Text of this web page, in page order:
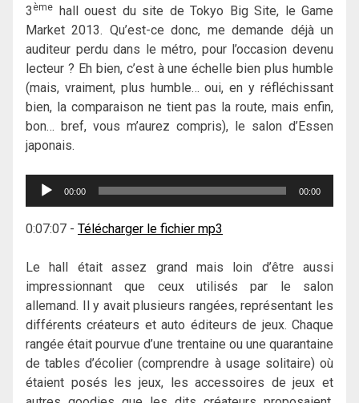
3 ème hall ouest du site de Tokyo Big Site, le Game
Market 2013. Qu’est-ce donc, me demande déjà un
auditeur perdu dans le métro, pour l’occasion devenu
lecteur ? Eh bien, c’est à une échelle bien plus humble
(mais, vraiment, plus humble… oui, en y réfléchissant
bien, la comparaison ne tient pas la route, mais enfin,
bon… bref, vous m’aurez compris), le salon d’Essen
japonais.
Lecteur
00:00 00:00
0:07:07 - Télécharger le fichier mp3
Le hall était assez grand mais loin d’être aussi
impressionnant que ceux utilisés par le salon
allemand. Il y avait plusieurs rangées, représentant les
différents créateurs et auto éditeurs de jeux. Chaque
rangée était pourvue d’une trentaine ou une quarantaine
de tables d’écolier (comprendre à usage solitaire) où
étaient posés les jeux, les accessoires de jeux et